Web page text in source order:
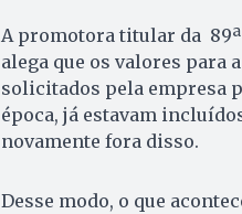
A promotora titular da
alega que os valores para
solicitados pela empresa
época, já estavam
novamente fora disso.
Desse modo, o que